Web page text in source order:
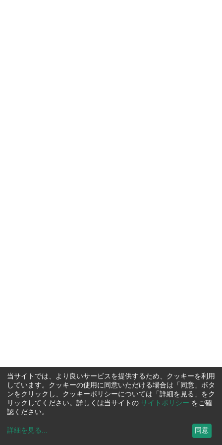
当サイトでは、より良いサービスを提供するため、クッキーを利用
しています。クッキーの使用に同意いただける場合は「同意」ボタ
ンをクリックし、クッキーポリシーについては「詳細を見る」をク
リックしてください。詳しくは当サイトの サイトポリシー をご確
認ください。
詳細を見る ... 同意